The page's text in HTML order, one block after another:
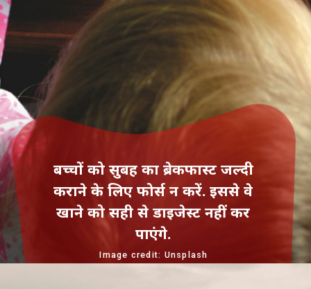
बच्चों को सुबह का ब्रेकफास्‍ट जल्‍दी
कराने के लिए फोर्स न करें. इससे वे
खाने को सही से डाइजेस्‍ट नहीं कर
पाएंगे.
Image credit: Unsplash